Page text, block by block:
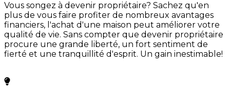
Vous songez à devenir propriétaire? Sachez qu'en
plus de vous faire profiter de nombreux avantages
financiers, l'achat d'une maison peut améliorer votre
qualité de vie. Sans compter que devenir propriétaire
procure une grande liberté, un fort sentiment de
fierté et une tranquillité d'esprit. Un gain inestimable!